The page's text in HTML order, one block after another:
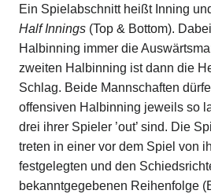
Ein Spielabschnitt heißt Inning
Half Innings (Top & Bottom).
Halbinning immer die
zweiten Halbinning ist dann die
Schlag. Beide Mannschaften
offensiven Halbinning jeweils so
drei ihrer Spieler ’out’ sind. Die
treten in einer vor dem Spiel von
festgelegten und den
bekanntgegebenen Reihenfolge